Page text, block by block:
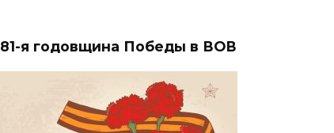
81-я годовщина Победы в ВОВ